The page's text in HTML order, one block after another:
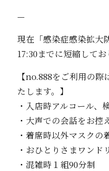
—
現在「感染症感染拡大
17:30までに短縮してお
【no.888をご利用の
たします。】
・入店時アルコール、
・大声での会話をお控
・着席時以外マスク
・おひとりさまワンド
・混雑時１組90分制